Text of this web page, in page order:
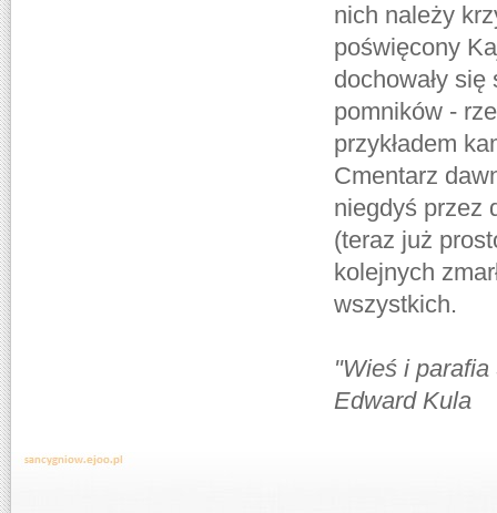
nich należy
poświęcony
dochowały
pomników -
przykładem
Cmentarz
niegdyś przez
(teraz już
kolejnych
wszystkich.
"Wieś i
Edward Kula